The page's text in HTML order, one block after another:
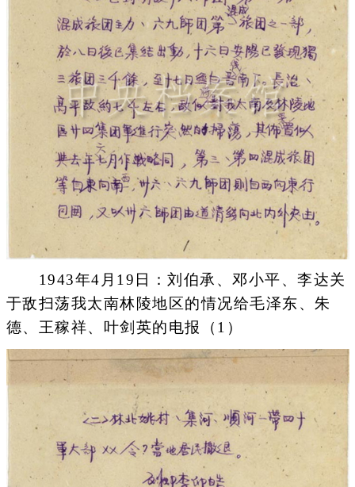
1943年4月19日：刘伯承、邓小平、李达关
于敌扫荡我太南林陵地区的情况给毛泽东、朱
德、王稼祥、叶剑英的电报（1）